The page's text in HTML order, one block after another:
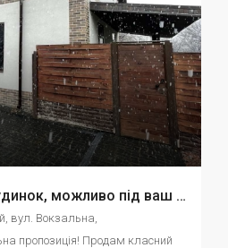
Продам класний будинок, можливо під ваш бізнес! (Приватну школу, готель, ІТ-сферу, ветеринарну клініку (під будь-яку сферу бізнесу)
вул. Вокзальна,
пропозиція! Продам класний